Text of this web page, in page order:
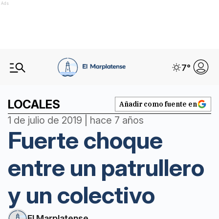
Ads
7°
LOCALES Añadir como fuente en
1 de julio de 2019 | hace 7 años
Fuerte choque
entre un patrullero
y un colectivo